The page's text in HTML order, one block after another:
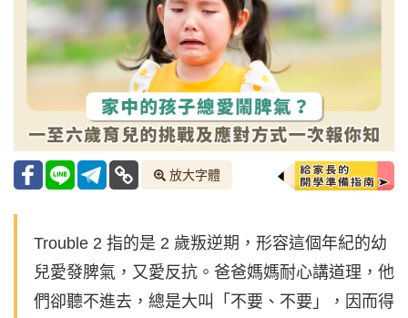
放大字體
Trouble 2 指的是 2 歲叛逆期，形容這個年紀的幼
兒愛發脾氣，又愛反抗。爸爸媽媽耐心講道理，他
們卻聽不進去，總是大叫「不要、不要」，因而得